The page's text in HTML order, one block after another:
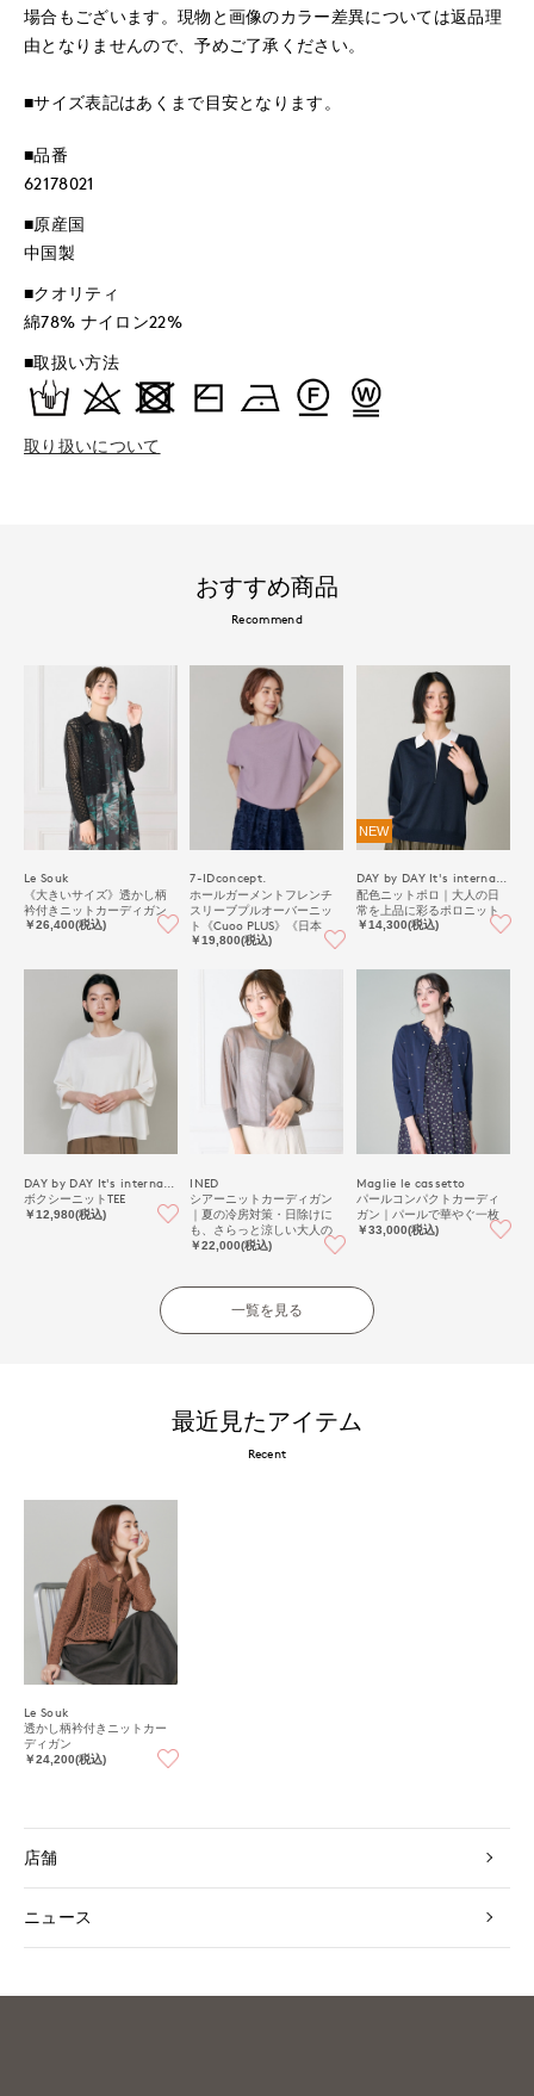
場合もございます。現物と画像のカラー差異については返品理
由となりませんので、予めご了承ください。
■サイズ表記はあくまで目安となります。
■品番
62178021
■原産国
中国製
■クオリティ
綿78% ナイロン22%
■取扱い方法
取り扱いについて
おすすめ商品
Recommend
Le Souk
《大きいサイズ》透かし柄
衿付きニットカーディガン
￥26,400(税込)
7-IDconcept.
ホールガーメントフレンチ
スリーブプルオーバーニッ
ト《Cuoo PLUS》《日本
製》｜大人の品格漂う、上
￥19,800(税込)
NEW
配色ニットポロ｜大人の日
常を上品に彩るポロニット
￥14,300(税込)
ボクシーニットTEE
￥12,980(税込)
INED
シアーニットカーディガン
｜夏の冷房対策・日除けに
も、さらっと涼しい大人の
抜け感シアー
￥22,000(税込)
Maglie le cassetto
パールコンパクトカーディ
ガン｜パールで華やぐ一枚
￥33,000(税込)
一覧を見る
最近見たアイテム
Recent
Le Souk
透かし柄衿付きニットカー
ディガン
￥24,200(税込)
店舗
ニュース